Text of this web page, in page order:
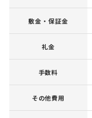
敷金・保証金
礼金
手数料
その他費用